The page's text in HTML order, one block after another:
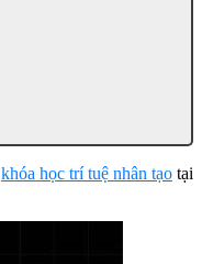
khóa học trí tuệ nhân tạo tại